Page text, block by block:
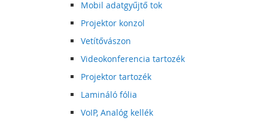
Mobil adatgyűjtő tok
Projektor konzol
Vetítővászon
Videokonferencia tartozék
Projektor tartozék
Lamináló fólia
VoIP, Analóg kellék